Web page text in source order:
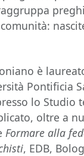
è
Pontificia
lo Studio
oltre a
Formare alla
, EDB,